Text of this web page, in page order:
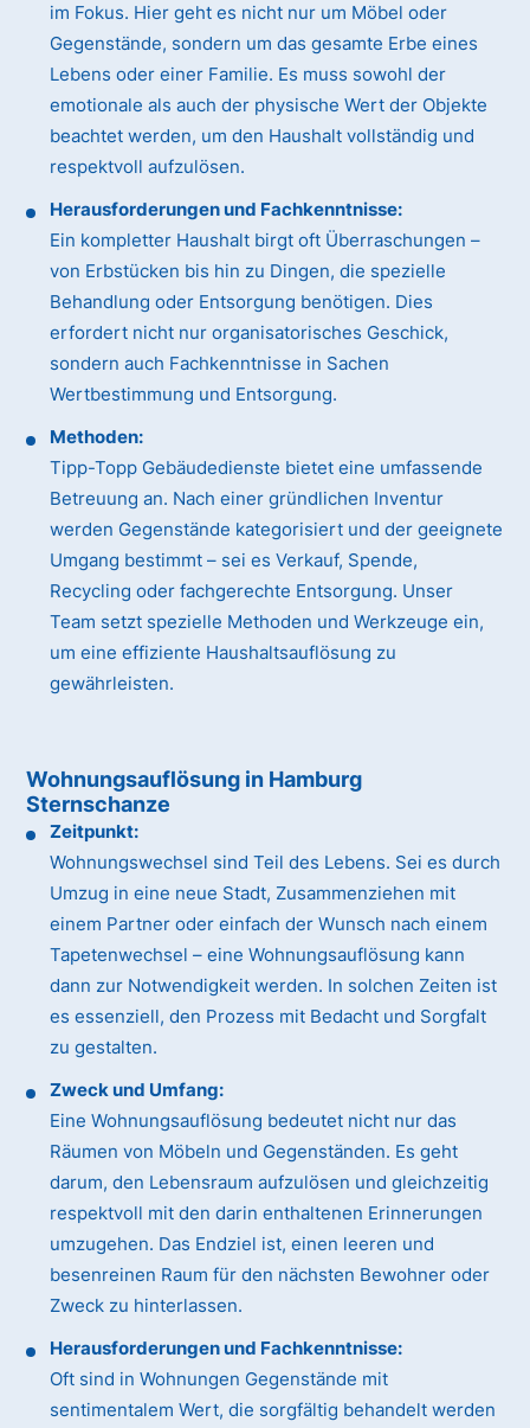
im Fokus. Hier geht es nicht nur um Möbel oder
Gegenstände, sondern um das gesamte Erbe eines
Lebens oder einer Familie. Es muss sowohl der
emotionale als auch der physische Wert der Objekte
beachtet werden, um den Haushalt vollständig und
respektvoll aufzulösen.
Herausforderungen und Fachkenntnisse:
Ein kompletter Haushalt birgt oft Überraschungen –
von Erbstücken bis hin zu Dingen, die spezielle
Behandlung oder Entsorgung benötigen. Dies
erfordert nicht nur organisatorisches Geschick,
sondern auch Fachkenntnisse in Sachen
Wertbestimmung und Entsorgung.
Methoden:
Tipp-Topp Gebäudedienste bietet eine umfassende
Betreuung an. Nach einer gründlichen Inventur
werden Gegenstände kategorisiert und der geeignete
Umgang bestimmt – sei es Verkauf, Spende,
Recycling oder fachgerechte Entsorgung. Unser
Team setzt spezielle Methoden und Werkzeuge ein,
um eine effiziente Haushaltsauflösung zu
gewährleisten.
Wohnungsauflösung in Hamburg
Sternschanze
Zeitpunkt:
Wohnungswechsel sind Teil des Lebens. Sei es durch
Umzug in eine neue Stadt, Zusammenziehen mit
einem Partner oder einfach der Wunsch nach einem
Tapetenwechsel – eine Wohnungsauflösung kann
dann zur Notwendigkeit werden. In solchen Zeiten ist
es essenziell, den Prozess mit Bedacht und Sorgfalt
zu gestalten.
Zweck und Umfang:
Eine Wohnungsauflösung bedeutet nicht nur das
Räumen von Möbeln und Gegenständen. Es geht
darum, den Lebensraum aufzulösen und gleichzeitig
respektvoll mit den darin enthaltenen Erinnerungen
umzugehen. Das Endziel ist, einen leeren und
besenreinen Raum für den nächsten Bewohner oder
Zweck zu hinterlassen.
Herausforderungen und Fachkenntnisse:
Oft sind in Wohnungen Gegenstände mit
sentimentalem Wert, die sorgfältig behandelt werden